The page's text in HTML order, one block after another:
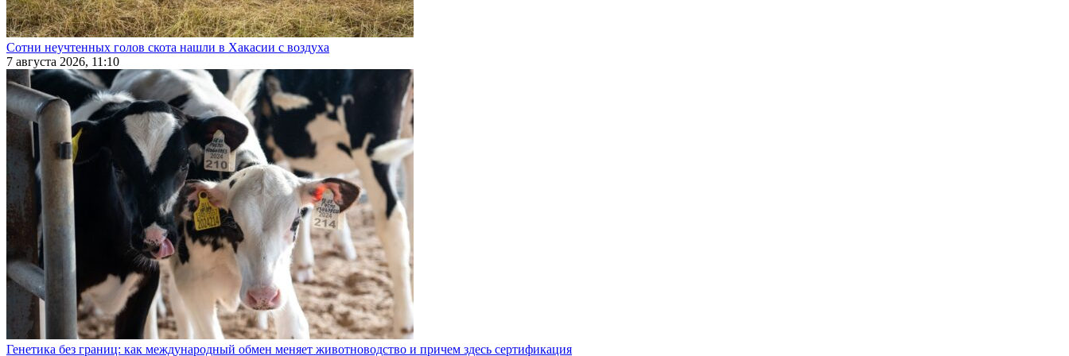
Сотни неучтенных голов скота нашли в Хакасии с воздуха
7 августа 2026, 11:10
Генетика без границ: как международный обмен меняет животноводство и причем здесь сертификация